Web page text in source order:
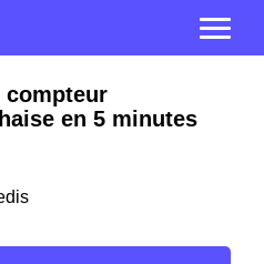
compteur
en 5 minutes